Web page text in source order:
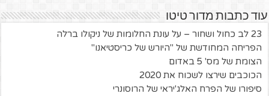
עוד כתבות מדור טיטו
23 לב כחול ושחור – על עונת החלומות של ניקולו ברלה
הפריחה המחודשת של "היורש של כריסטיאנו"
הצומת של מס' 5 באדום
הכוכבים שירצו לשכוח את 2020
סיפורו של הפרח האלג'יראי של הרוסונרי